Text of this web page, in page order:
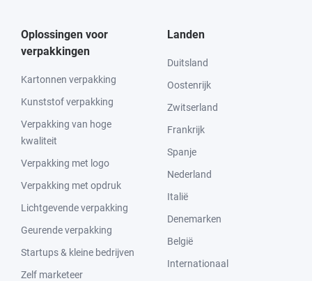
Oplossingen voor
verpakkingen
Kartonnen verpakking
Kunststof verpakking
Verpakking van hoge
kwaliteit
Verpakking met logo
Verpakking met opdruk
Lichtgevende verpakking
Geurende verpakking
Startups & kleine bedrijven
Zelf marketeer
Landen
Duitsland
Oostenrijk
Zwitserland
Frankrijk
Spanje
Nederland
Italië
Denemarken
België
Internationaal